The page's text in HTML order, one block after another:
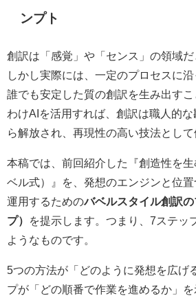
ンプト
創訳は「感覚」や「センス」の領域だ
しかし実際には、一定のプロセスに沿
誰でも安定した質の創訳を生み出す
わけAI を活用すれば、創訳は職人的
ら解放され、再現性の高い技法として
本稿では、前回紹介した『創造性を生
ベル式）』を、発想のエンジンと位
運用するためのバベルスタイル創訳
プ）
を提示します。つまり、 7ステッ
ようなものです。
5つの方法が「どのように発想を広げ
プが「どの順番で作業を進めるか」